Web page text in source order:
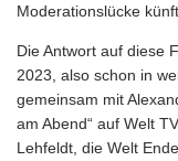
Moderationslücke
Die Antwort auf diese
2023, also schon in
gemeinsam mit
am Abend“ auf Welt
Lehfeldt, die Welt